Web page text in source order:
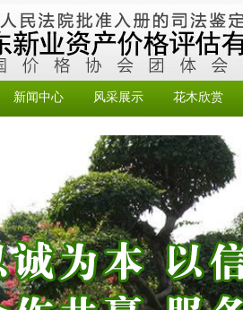
新闻中心 风采展示 花木欣赏